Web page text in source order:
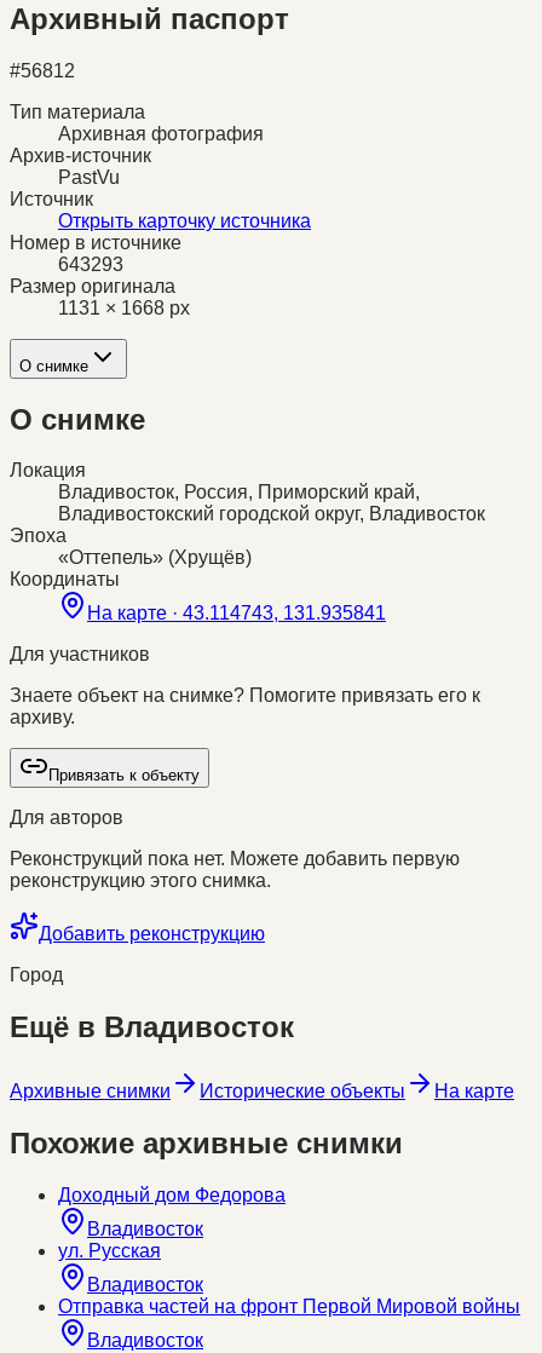
Архивный паспорт
#56812
Тип материала
Архивная фотография
Архив-источник
PastVu
Источник
Открыть карточку источника
Номер в источнике
643293
Размер оригинала
1131 × 1668 px
О снимке
О снимке
Локация
Владивосток, Россия, Приморский край,
Владивостокский городской округ, Владивосток
Эпоха
«Оттепель» (Хрущёв)
Координаты
На карте · 43.114743, 131.935841
Для участников
Знаете объект на снимке? Помогите привязать его к
архиву.
Привязать к объекту
Для авторов
Реконструкций пока нет. Можете добавить первую
реконструкцию этого снимка.
Добавить реконструкцию
Город
Ещё в Владивосток
Архивные снимки Исторические объекты На карте
Похожие архивные снимки
Доходный дом Федорова
Владивосток
ул. Русская
Владивосток
Отправка частей на фронт Первой Мировой войны
Владивосток